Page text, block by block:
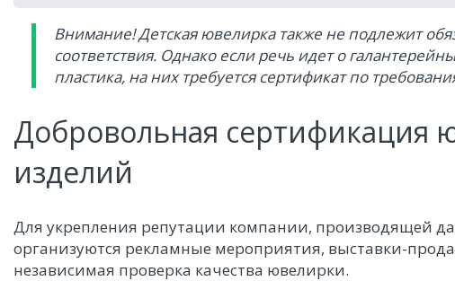
Внимание! Детская ювелирка также не подлежит
соответствия. Однако если речь идет о
пластика, на них требуется сертификат по
Добровольная сертификация
изделий
Для укрепления репутации компании, производящей
организуются рекламные мероприятия, выставки-
независимая проверка качества ювелирки.